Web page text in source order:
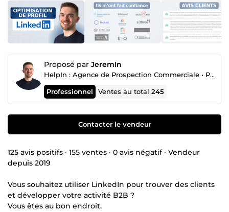
Proposé par JeremIn
HelpIn : Agence de Prospection Commerciale • Prospection Linkedin • Publicité Linkedin
Professionnel Ventes au total245
Contacter le vendeur
125 avis positifs · 155 ventes · 0 avis négatif · Vendeur
depuis 2019
Vous souhaitez utiliser LinkedIn pour trouver des clients
et développer votre activité B2B ?
Vous êtes au bon endroit.